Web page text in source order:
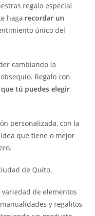
regalo especial
haga recordar un
único del
cambiando la
Regalo con
tú puedes elegir
personalizada, con la
que tiene o mejor
de Quito.
de elementos
y regalitos